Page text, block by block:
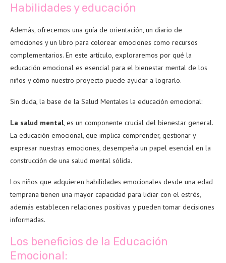
Habilidades y educación
Además, ofrecemos una guía de orientación, un diario de
emociones y un libro para colorear emociones como recursos
complementarios. En este artículo, exploraremos por qué la
educación emocional es esencial para el bienestar mental de los
niños y cómo nuestro proyecto puede ayudar a lograrlo.
Sin duda, la base de la Salud Mentales la educación emocional:
La salud mental, es un componente crucial del bienestar general.
La educación emocional, que implica comprender, gestionar y
expresar nuestras emociones, desempeña un papel esencial en la
construcción de una salud mental sólida.
Los niños que adquieren habilidades emocionales desde una edad
temprana tienen una mayor capacidad para lidiar con el estrés,
además establecen relaciones positivas y pueden tomar decisiones
informadas.
Los beneficios de la Educación
Emocional: